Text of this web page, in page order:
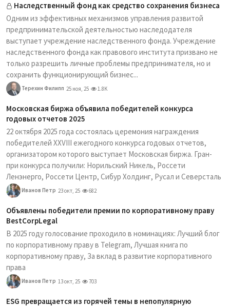
Наследственный фонд как средство сохранения бизнеса
Одним из эффективных механизмов управления развитой
предпринимательской деятельностью наследодателя
выступает учреждение наследственного фонда. Учреждение
наследственного фонда как правового института призвано не
только разрешить личные проблемы предпринимателя, но и
сохранить функционирующий бизнес...
Терехин Филипп 25 ноя, 25 1.8K
Московская биржа объявила победителей конкурса
годовых отчетов 2025
22 октября 2025 года состоялась церемония награждения
победителей XXVIII ежегодного конкурса годовых отчетов,
организатором которого выступает Московская биржа. Гран-
при конкурса получили: Норильский Никель, Россети
Ленэнерго, Россети Центр, Сибур Холдинг, Русал и Северсталь
Иванов Петр 23 окт, 25 682
Объявлены победители премии по корпоративному праву
BestCorpLegal
В 2025 году голосование проходило в номинациях: Лучший блог
по корпоративному праву в Telegram, Лучшая книга по
корпоративному праву, За вклад в развитие корпоративного
права
Иванов Петр 13 окт, 25 703
ESG превращается из горячей темы в непопулярную